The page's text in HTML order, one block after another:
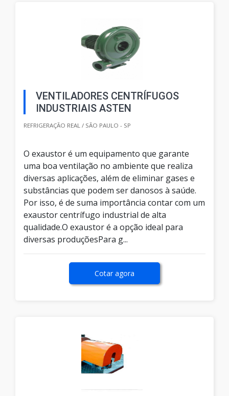
VENTILADORES CENTRÍFUGOS
INDUSTRIAIS ASTEN
REFRIGERAÇÃO REAL / SÃO PAULO - SP
O exaustor é um equipamento que garante
uma boa ventilação no ambiente que realiza
diversas aplicações, além de eliminar gases e
substâncias que podem ser danosos à saúde.
Por isso, é de suma importância contar com um
exaustor centrífugo industrial de alta
qualidade.O exaustor é a opção ideal para
diversas produçõesPara g...
Cotar agora